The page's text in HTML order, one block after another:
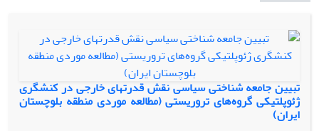
تبیین جامعه شناختی سیاسی نقش قدرتهای خارجی در کنشگری
ژئوپلتیکی گروه‌های تروریستی (مطالعه موردی منطقه بلوچستان
ایران)